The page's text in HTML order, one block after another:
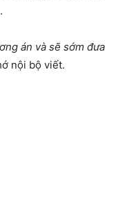
án và sẽ sớm đưa
nội bộ viết.